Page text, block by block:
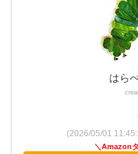
はら
(2026/05/01